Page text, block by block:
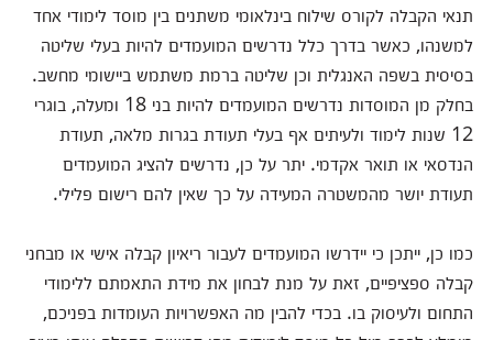
תנאי הקבלה לקורס שילוח בינלאומי משתנים בין מוסד לימודי אחד
למשנהו, כאשר בדרך כלל נדרשים המועמדים להיות בעלי שליטה
בסיסית בשפה האנגלית וכן שליטה ברמת משתמש ביישומי מחשב.
בחלק מן המוסדות נדרשים המועמדים להיות בני 18 ומעלה, בוגרי
12 שנות לימוד ולעיתים אף בעלי תעודת בגרות מלאה, תעודת
הנדסאי או תואר אקדמי. יתר על כן, נדרשים להציג המועמדים
תעודת יושר מהמשטרה המעידה על כך שאין להם רישום פלילי.
כמו כן, ייתכן כי יידרשו המועמדים לעבור ריאיון קבלה אישי או מבחני
קבלה ספציפיים, זאת על מנת לבחון את מידת התאמתם ללימודי
התחום ולעיסוק בו. בכדי להבין מה האפשרויות העומדות בפניכם,